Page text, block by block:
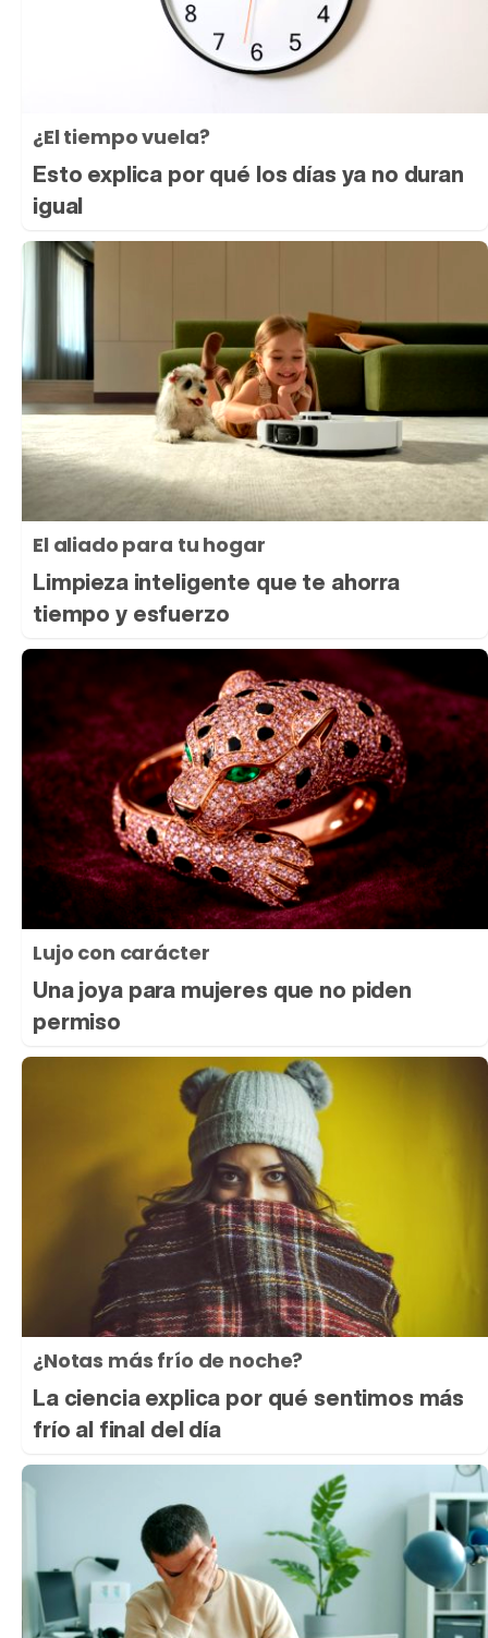
¿El tiempo vuela?
Esto explica por qué los días ya no duran
igual
El aliado para tu hogar
Limpieza inteligente que te ahorra
tiempo y esfuerzo
Lujo con carácter
Una joya para mujeres que no piden
permiso
¿Notas más frío de noche?
La ciencia explica por qué sentimos más
frío al final del día